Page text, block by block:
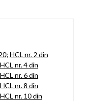
; HCL nr. 2 din
HCL nr. 4 din
HCL nr. 6 din
HCL nr. 8 din
HCL nr. 10 din